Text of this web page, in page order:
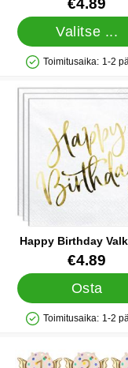
€4.89
Valitse ...
Saatavuus: Varastossa
Toimitusaika: 1-2
Happy Birthday
Lautasliinat
Tuote.nro 20489
€4.89
Osta
Saatavuus: Varastossa
Toimitusaika: 1-2
happy
folioilmapallo